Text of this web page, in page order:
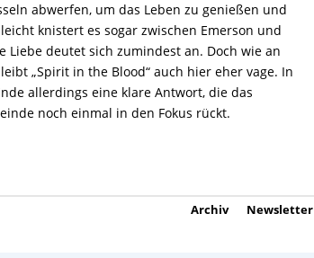
abwerfen, um das Leben zu genießen und
knistert es sogar zwischen Emerson und
Liebe deutet sich zumindest an. Doch wie an
„Spirit in the Blood“ auch hier eher vage. In
allerdings eine klare Antwort, die das
noch einmal in den Fokus rückt.
Archiv Newsletter